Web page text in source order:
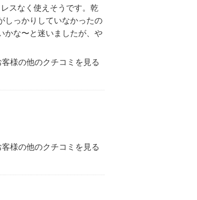
スなく使えそうです。乾
しっかりしていなかったの
かな〜と迷いましたが、や
客様の他のクチコミを見る
客様の他のクチコミを見る